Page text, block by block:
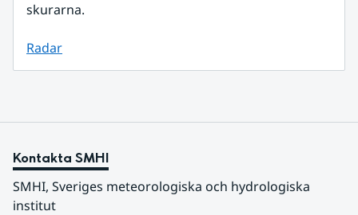
skurarna.
Radar
Kontakta SMHI
SMHI, Sveriges meteorologiska och hydrologiska
institut